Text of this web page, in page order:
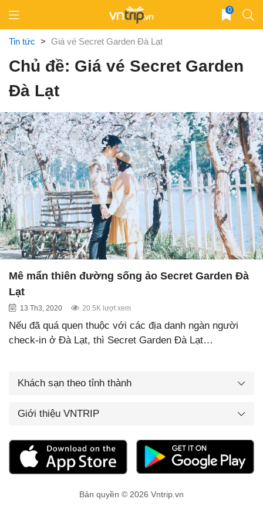
content
0
Tin tức > Giá vé Secret Garden Đà Lạt
Chủ đề: Giá vé Secret Garden
Đà Lạt
Mê mẩn thiên đường sống ảo Secret Garden Đà
Lạt
13 Th3, 2020 20.5K lượt xem
Nếu đã quá quen thuộc với các địa danh ngàn người
check-in ở Đà Lạt, thì Secret Garden Đà Lạt…
Khách sạn theo tỉnh thành
Giới thiệu VNTRIP
Bản quyền © 2026 Vntrip.vn